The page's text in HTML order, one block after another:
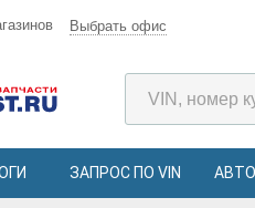
Выбрать офис
ЗАПРОС ПО VIN